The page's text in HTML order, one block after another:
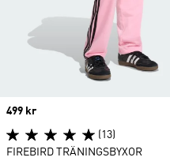
Price
499 kr
(13)
FIREBIRD TRÄNINGSBYXOR